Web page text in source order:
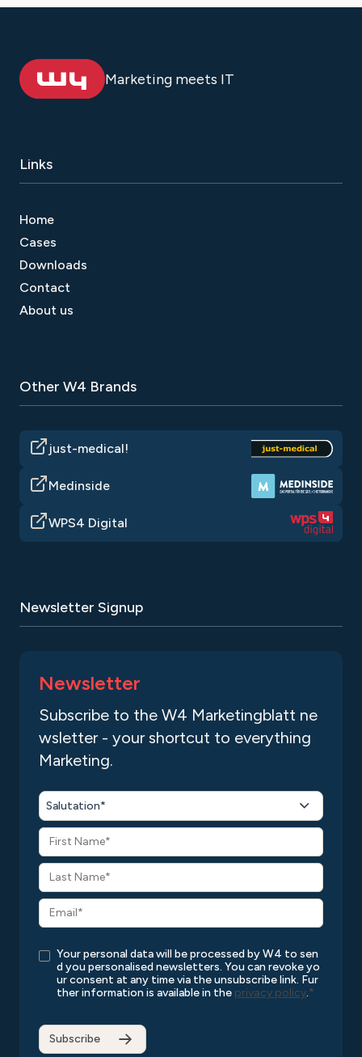
营销活动的效果。通过分析用户行为和互动情
并取得更好的业绩。
Marketing meets IT
Links
Home
Cases
Downloads
Contact
About us
Other W4 Brands
just-medical!
Medinside
WPS4 Digital
Newsletter Signup
Newsletter
Subscribe to the W4 Marketingblatt ne
wsletter - your shortcut to everything
Marketing.
Salutation*
Your personal data will be processed by W4 to sen
d you personalised newsletters. You can revoke yo
ur consent at any time via the unsubscribe link. Fur
ther information is available in the privacy policy.*